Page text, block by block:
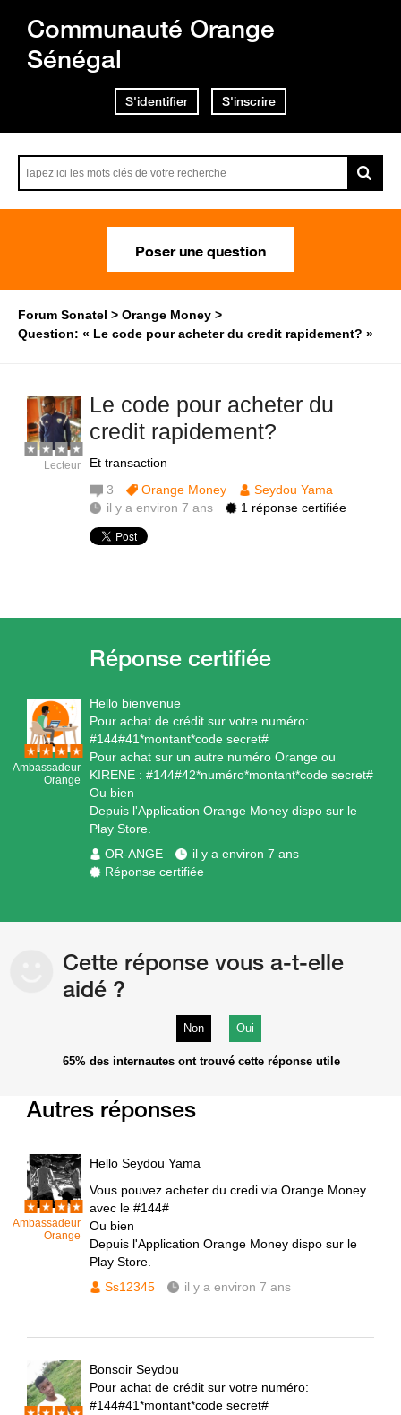
Communauté Orange
Sénégal
S'identifier S'inscrire
Poser une question
Forum Sonatel
Orange Money
Question: « Le code pour acheter du credit rapidement? »
Le code pour acheter du
credit rapidement?
Et transaction
Lecteur
3 Orange Money
Seydou Yama
il y a environ 7 ans
1 réponse certifiée
Ambassadeur
Orange
Hello bienvenue
Pour achat de crédit sur votre numéro:
#144#41*montant*code secret#
Pour achat sur un autre numéro Orange ou
KIRENE : #144#42*numéro*montant*code secret#
Ou bien
Depuis l'Application Orange Money dispo sur le
Play Store.
OR-ANGE
il y a environ 7 ans
Réponse certifiée
Cette réponse vous a-t-elle
aidé ?
Non Oui
65% des internautes ont trouvé cette réponse utile
Autres réponses
Ambassadeur
Orange
Hello Seydou Yama
Vous pouvez acheter du credi via Orange Money
avec le #144#
Ou bien
Depuis l'Application Orange Money dispo sur le
Play Store.
Ss12345
il y a environ 7 ans
Bonsoir Seydou
Pour achat de crédit sur votre numéro:
#144#41*montant*code secret#